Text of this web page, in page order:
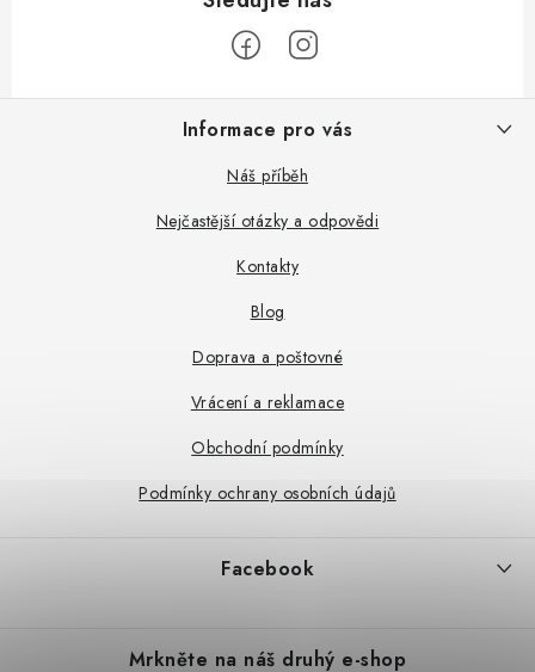
Z
Informace pro vás
Náš příběh
Nejčastější otázky a odpovědi
Kontakty
Blog
Doprava a poštovné
Vrácení a reklamace
Obchodní podmínky
Podmínky ochrany osobních údajů
Facebook
Mrkněte na náš druhý e-shop